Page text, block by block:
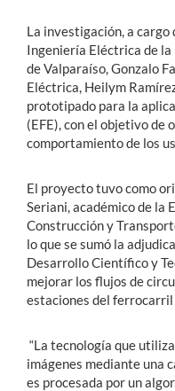
La investigación, a
Ingeniería Eléctrica de
de Valparaíso, Gonzalo
Eléctrica, Heilym
prototipado para la
(EFE), con el objetivo de
comportamiento de los
El proyecto tuvo como
Seriani, académico de la
Construcción y
lo que se sumó la
Desarrollo Científico y
mejorar los flujos de
estaciones del ferrocarril
“La tecnología que
imágenes mediante una
es procesada por un